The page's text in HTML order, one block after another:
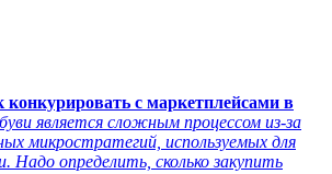
конкурировать с маркетплейсами в
является сложным процессом из-за
микростратегий, используемых для
Надо определить, сколько закупить